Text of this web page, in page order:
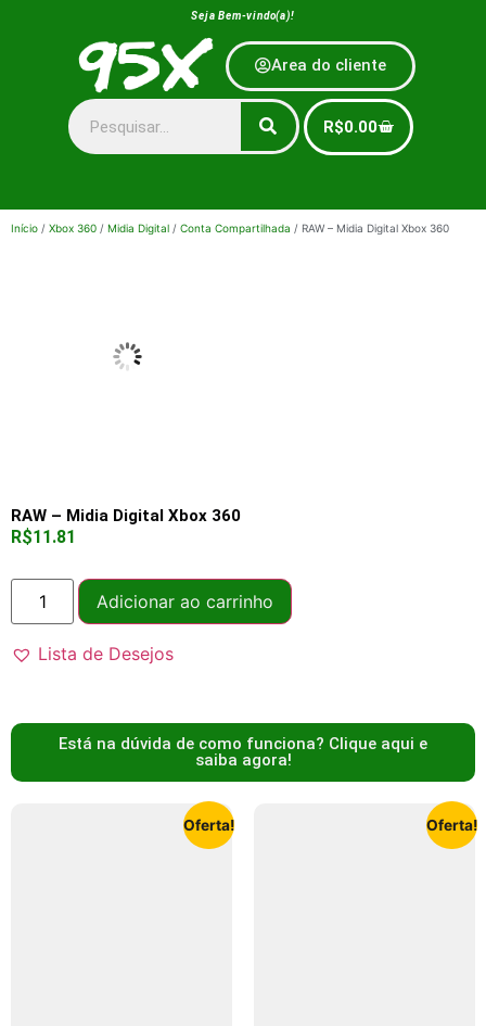
Seja Bem-vindo(a)!
Area do cliente
R$0.00
Início / Xbox 360 / Midia Digital / Conta Compartilhada / RAW – Midia Digital Xbox 360
RAW – Midia Digital Xbox 360
R$11.81
Adicionar ao carrinho
Lista de Desejos
Está na dúvida de como funciona? Clique aqui e
saiba agora!
Oferta! Oferta!